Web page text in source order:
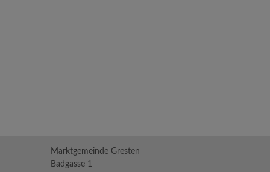
Marktgemeinde Gresten
Badgasse 1